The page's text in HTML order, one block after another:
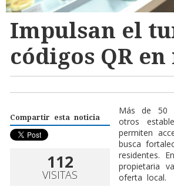
Impulsan el
códigos QR
Compartir esta noticia
112
VISITAS
Más de 50
otros
permiten
busca
residentes.
propietaria
oferta local.